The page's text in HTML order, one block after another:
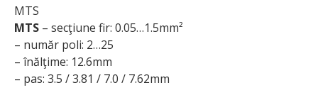
MTS
MTS – secţiune fir: 0.05…1.5mm²
– număr poli: 2…25
– înălţime: 12.6mm
– pas: 3.5 / 3.81 / 7.0 / 7.62mm